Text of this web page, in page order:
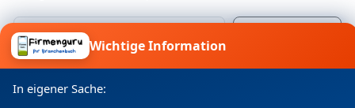
Ich willige ein, dass meine Angaben laut
werden.
Wichtige Information
In eigener Sache: